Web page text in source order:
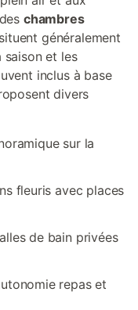
chambres
généralement
et les
inclus à base
divers
sur la
fleuris avec places
de bain privées
repas et